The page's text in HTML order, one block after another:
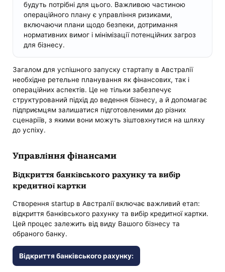
будуть потрібні для цього. Важливою частиною
операційного плану є управління ризиками,
включаючи плани щодо безпеки, дотримання
нормативних вимог і мінімізації потенційних загроз
для бізнесу.
Загалом для успішного запуску стартапу в Австралії
необхідне ретельне планування як фінансових, так і
операційних аспектів. Це не тільки забезпечує
структурований підхід до ведення бізнесу, а й допомагає
підприємцям залишатися підготовленими до різних
сценаріїв, з якими вони можуть зіштовхнутися на шляху
до успіху.
Управління фінансами
Відкриття банківського рахунку та вибір
кредитної картки
Створення startup в Австралії включає важливий етап:
відкриття банківського рахунку та вибір кредитної картки.
Цей процес залежить від виду Вашого бізнесу та
обраного банку.
Відкриття банківського рахунку: